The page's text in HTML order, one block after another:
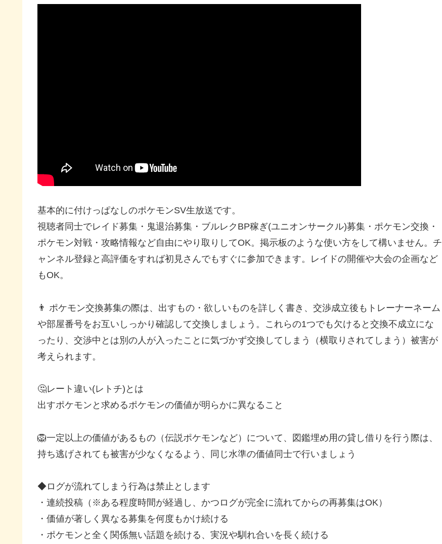
基本的に付けっぱなしのポケモンSV生放送です。
視聴者同士でレイド募集・鬼退治募集・ブルレクBP稼ぎ(ユニオンサークル)募集・ポケモン交換・
ポケモン対戦・攻略情報など自由にやり取りしてOK。掲示板のような使い方をして構いません。チ
ャンネル登録と高評価をすれば初見さんでもすぐに参加できます。レイドの開催や大会の企画など
もOK。
👨 ポケモン交換募集の際は、出すもの・欲しいものを詳しく書き、交渉成立後もトレーナーネーム
や部屋番号をお互いしっかり確認して交換しましょう。これらの1つでも欠けると交換不成立にな
ったり、交渉中とは別の人が入ったことに気づかず交換してしまう（横取りされてしまう）被害が
考えられます。
🤔レート違い(レトチ)とは
出すポケモンと求めるポケモンの価値が明らかに異なること
🦁一定以上の価値があるもの（伝説ポケモンなど）について、図鑑埋め用の貸し借りを行う際は、
持ち逃げされても被害が少なくなるよう、同じ水準の価値同士で行いましょう
◆ログが流れてしまう行為は禁止とします
・連続投稿（※ある程度時間が経過し、かつログが完全に流れてからの再募集はOK）
・価値が著しく異なる募集を何度もかけ続ける
・ポケモンと全く関係無い話題を続ける、実況や馴れ合いを長く続ける